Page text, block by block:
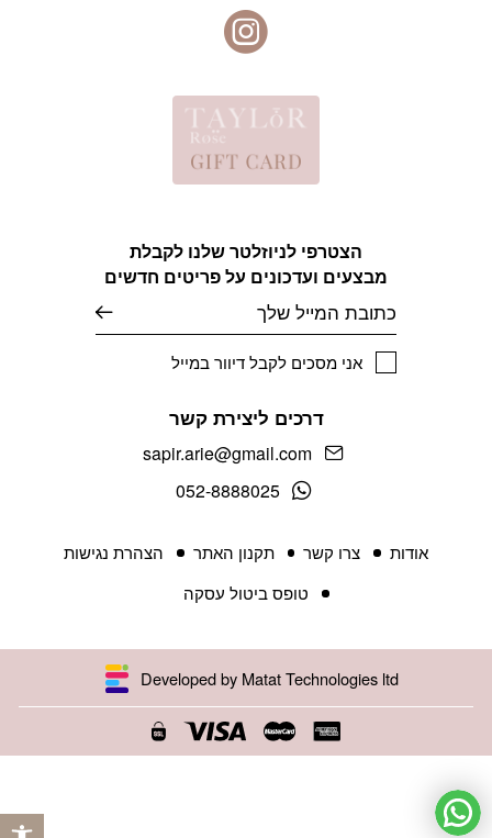
הצטרפי לניוזלטר שלנו לקבלת
מבצעים ועדכונים על פריטים חדשים
אני מסכים לקבל דיוור במייל
דרכים ליצירת קשר
sapir.arie@gmail.com
052-8888025
אודות צרו קשר תקנון האתר
הצהרת נגישות
טופס ביטול עסקה
Developed by Matat Technologies ltd